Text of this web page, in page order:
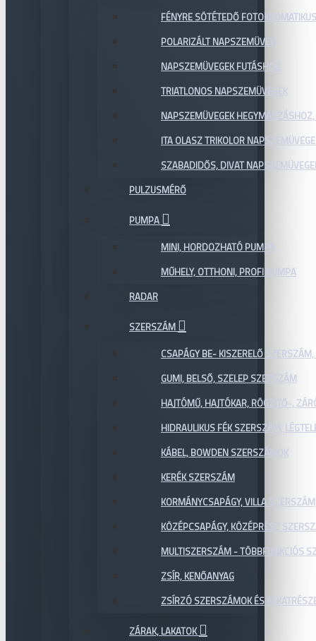
FÉNYRE SÖTÉTEDŐ
POLARIZÁLT NAPSZEMÜVEG
NAPSZEMÜVEGEK FUTÁSHOZ
TRIATLONOS NAPSZEMÜVEGEK
NAPSZEMÜVEGEK
ITA OLASZ TRIKOLOR
SZABADIDŐS, DIVAT
PULZUSMÉRŐ
PUMPA
MINI, HORDOZHATÓ PUMPA
MŰHELY, OTTHONI, PROFI PUMPA
RADAR
SZERSZÁM
CSAPÁGY BE- KISZERELŐ
GUMI, BELSŐ, SZELEP SZERSZÁM
HAJTÓMŰ, HAJTÓKAR, RÖGZÍTŐ-,
HIDRAULIKUS FÉK SZERSZÁM,
KÁBEL, BOWDEN SZERSZÁMOK
KERÉK SZERSZÁM
KORMÁNYCSAPÁGY, VILLA SZERSZÁM
KÖZÉPCSAPÁGY, KÖZÉPRÉSZ
MULTISZERSZÁM - TÖBBFUNKCIÓS
ZSÍR, KENŐANYAG
ZSÍRZÓ SZERSZÁMOK ÉS
ZÁRAK, LAKATOK